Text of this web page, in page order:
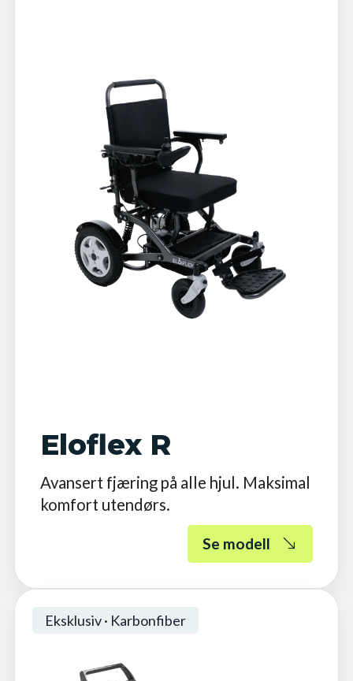
Eloflex R
Avansert fjæring på alle hjul. Maksimal
komfort utendørs.
Se modell
Eksklusiv · Karbonfiber